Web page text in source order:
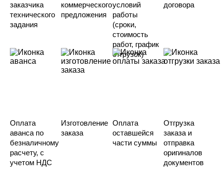
заказчика
технического
задания
коммерческого
предложения
условий
работы
(сроки,
стоимость
работ, график
отгрузок)
договора
Оплата
аванса по
безналичному
расчету, с
учетом НДС
Изготовление
заказа
Оплата
оставшейся
части суммы
Отгрузка
заказа и
отправка
оригиналов
документов